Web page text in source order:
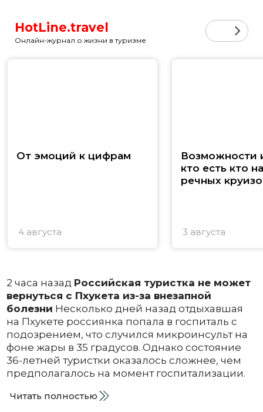
HotLine.travel
Онлайн-журнал о жизни в туризме
От эмоций к цифрам
4 августа
Возможности
кто есть кто
речных
3 августа
2 часа назад Российская туристка не может
вернуться с Пхукета из-за внезапной
болезни Несколько дней назад отдыхавшая
на Пхукете россиянка попала в госпиталь с
подозрением, что случился микроинсульт на
фоне жары в 35 градусов. Однако состояние
36-летней туристки оказалось сложнее, чем
предполагалось на момент госпитализации.
Читать полностью